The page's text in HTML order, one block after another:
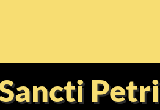
Petri